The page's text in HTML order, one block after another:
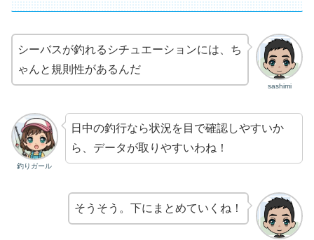
sashimi
シーバスが釣れるシチュエーションには、ち
ゃんと規則性があるんだ
釣りガール
日中の釣行なら状況を目で確認しやすいか
ら、データが取りやすいわね！
そうそう。下にまとめていくね！